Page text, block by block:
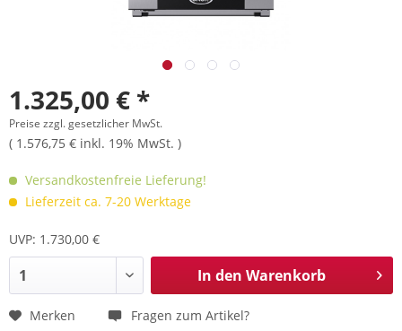
1.325,00 € *
Preise zzgl. gesetzlicher MwSt.
( 1.576,75 € inkl. 19% MwSt. )
Versandkostenfreie Lieferung!
Lieferzeit ca. 7-20 Werktage
UVP: 1.730,00 €
In den Warenkorb
Merken Fragen zum Artikel?